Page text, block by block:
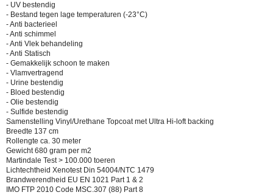
- UV bestendig
- Bestand tegen lage temperaturen (-23°C)
- Anti bacterieel
- Anti schimmel
- Anti Vlek behandeling
- Anti Statisch
- Gemakkelijk schoon te maken
- Vlamvertragend
- Urine bestendig
- Bloed bestendig
- Olie bestendig
- Sulfide bestendig
Samenstelling Vinyl/Urethane Topcoat met Ultra Hi-loft backing
Breedte 137 cm
Rollengte ca. 30 meter
Gewicht 680 gram per m2
Martindale Test > 100.000 toeren
Lichtechtheid Xenotest Din 54004/NTC 1479
Brandwerendheid EU EN 1021 Part 1 & 2
IMO FTP 2010 Code MSC.307 (88) Part 8